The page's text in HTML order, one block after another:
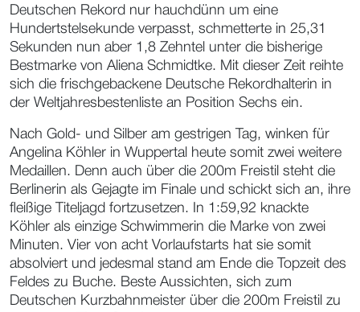
Deutschen Rekord nur hauchdünn um eine
Hundertstelsekunde verpasst, schmetterte in 25,31
Sekunden nun aber 1,8 Zehntel unter die bisherige
Bestmarke von Aliena Schmidtke. Mit dieser Zeit reihte
sich die frischgebackene Deutsche Rekordhalterin in
der Weltjahresbestenliste an Position Sechs ein.
Nach Gold- und Silber am gestrigen Tag, winken für
Angelina Köhler in Wuppertal heute somit zwei weitere
Medaillen. Denn auch über die 200m Freistil steht die
Berlinerin als Gejagte im Finale und schickt sich an, ihre
fleißige Titeljagd fortzusetzen. In 1:59,92 knackte
Köhler als einzige Schwimmerin die Marke von zwei
Minuten. Vier von acht Vorlaufstarts hat sie somit
absolviert und jedesmal stand am Ende die Topzeit des
Feldes zu Buche. Beste Aussichten, sich zum
Deutschen Kurzbahnmeister über die 200m Freistil zu